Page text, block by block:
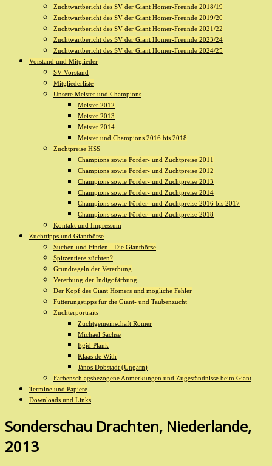
Zuchtwartbericht des SV der Giant Homer-Freunde 2018/19
Zuchtwartbericht des SV der Giant Homer-Freunde 2019/20
Zuchtwartbericht des SV der Giant Homer-Freunde 2021/22
Zuchtwartbericht des SV der Giant Homer-Freunde 2023/24
Zuchtwartbericht des SV der Giant Homer-Freunde 2024/25
Vorstand und Mitglieder
SV Vorstand
Mitgliederliste
Unsere Meister und Champions
Meister 2012
Meister 2013
Meister 2014
Meister und Champions 2016 bis 2018
Zuchtpreise HSS
Champions sowie Förder- und Zuchtpreise 2011
Champions sowie Förder- und Zuchtpreise 2012
Champions sowie Förder- und Zuchtpreise 2013
Champions sowie Förder- und Zuchtpreise 2014
Champions sowie Förder- und Zuchtpreise 2016 bis 2017
Champions sowie Förder- und Zuchtpreise 2018
Kontakt und Impressum
Zuchttipps und Giantbörse
Suchen und Finden - Die Giantbörse
Spitzentiere züchten?
Grundregeln der Vererbung
Vererbung der Indigofärbung
Der Kopf des Giant Homers und mögliche Fehler
Fütterungstipps für die Giant- und Taubenzucht
Züchterportraits
Zuchtgemeinschaft Römer
Michael Sachse
Egid Plank
Klaas de With
János Dobstadt (Ungarn)
Farbenschlagsbezogene Anmerkungen und Zugeständnisse beim Giant
Termine und Papiere
Downloads und Links
Sonderschau Drachten, Niederlande,
2013